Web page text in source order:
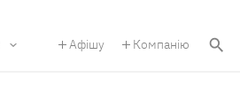
Афішу Компанію